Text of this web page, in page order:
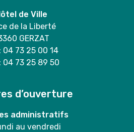
de Ville
de la Liberté
GERZAT
04 73 25 00 14
04 73 25 89 50
d’ouverture
administratifs
au vendredi